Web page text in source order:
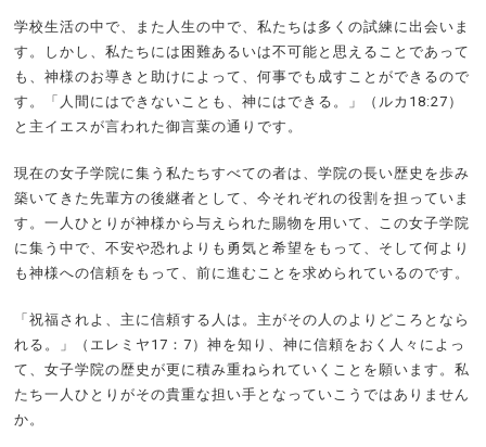
学校生活の中で、また人生の中で、私たちは多くの試練に出会いま
す。しかし、私たちには困難あるいは不可能と思えることであって
も、神様のお導きと助けによって、何事でも成すことができるので
す。「人間にはできないことも、神にはできる。」（ルカ18:27）
と主イエスが言われた御言葉の通りです。
現在の女子学院に集う私たちすべての者は、学院の長い歴史を歩み
築いてきた先輩方の後継者として、今それぞれの役割を担っていま
す。一人ひとりが神様から与えられた賜物を用いて、この女子学院
に集う中で、不安や恐れよりも勇気と希望をもって、そして何より
も神様への信頼をもって、前に進むことを求められているのです。
「祝福されよ、主に信頼する人は。主がその人のよりどころとなら
れる。」（エレミヤ17：7）神を知り、神に信頼をおく人々によっ
て、女子学院の歴史が更に積み重ねられていくことを願います。私
たち一人ひとりがその貴重な担い手となっていこうではありません
か。